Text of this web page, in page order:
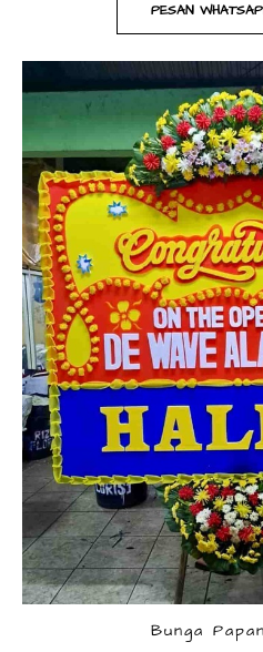
PESAN
Bunga